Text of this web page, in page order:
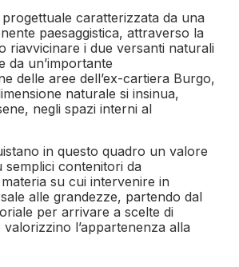
caratterizzata da una
paesaggistica, attraverso la
riavvicinare i due versanti naturali
da un’importante
delle aree dell’ex-cartiera Burgo,
naturale si insinua,
negli spazi interni al
in questo quadro un valore
semplici contenitori da
su cui intervenire in
alle grandezze, partendo dal
per arrivare a scelte di
l’appartenenza alla